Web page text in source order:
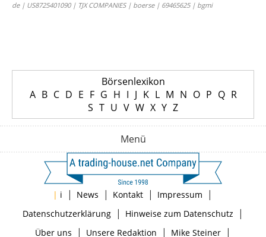
de | US8725401090 | TJX COMPANIES | boerse | 69465625 | bgmi
Börsenlexikon
A B C D E F G H I J K L M N O P Q R
S T U V W X Y Z
Menü
| i | News | Kontakt | Impressum |
Datenschutzerklärung| Hinweise zum Datenschutz |
Über uns | Unsere Redaktion | Mike Steiner|